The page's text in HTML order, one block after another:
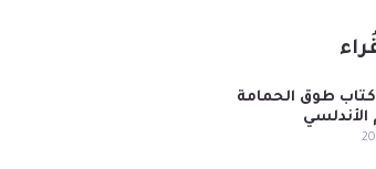
طوق الحمامة
الأندلسي